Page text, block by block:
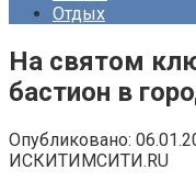
Отдых
На святом
бастион в
Опубликовано:
ИСКИТИМСИТИ.RU